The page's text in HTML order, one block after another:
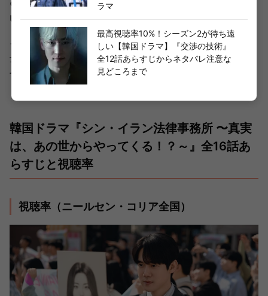
©SBS
U-NEXTにて独占配信中
そして、ハン・ナヒョン弁護士を巡ってシン・イラン弁護
士とヤン・ドギョン弁護士の恋の行方は…。
ぜひ、視聴してチェックしてみてください！！
韓国ドラマ『シン・イラン法律事務所 〜真実
は、あの世からやってくる！？～』全16話あ
らすじと視聴率
視聴率（ニールセン・コリア全国）
ラマ
最高視聴率10%！シーズン2が待ち遠
しい【韓国ドラマ】『交渉の技術』
全12話あらすじからネタバレ注意な
見どころまで